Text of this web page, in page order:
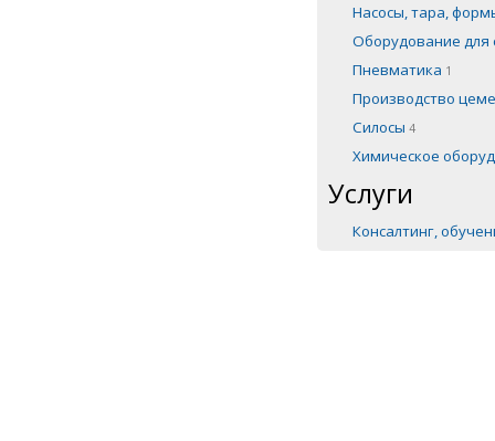
Насосы, тара,
Оборудование для
Пневматика 1
Производство
Силосы 4
Химическое
Услуги
Консалтинг,